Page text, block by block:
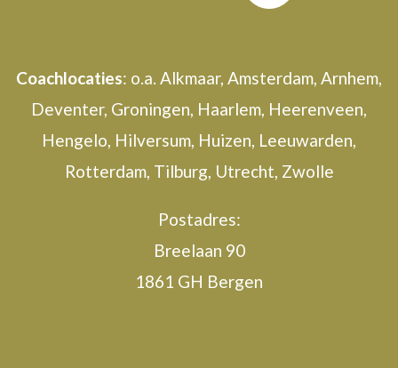
Coachlocaties: o.a. Alkmaar, Amsterdam, Arnhem,
Deventer, Groningen, Haarlem, Heerenveen,
Hengelo, Hilversum, Huizen, Leeuwarden,
Rotterdam, Tilburg, Utrecht, Zwolle
Postadres:
Breelaan 90
1861 GH Bergen